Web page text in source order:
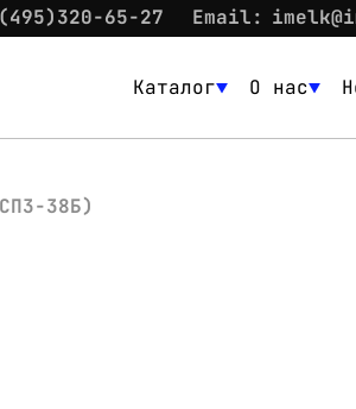
65-27 Email:
Каталог О нас
38Б)